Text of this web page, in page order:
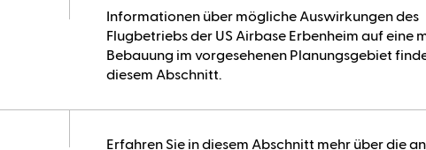
Informationen über mögliche Auswirkungen des
Flugbetriebs der US Airbase Erbenheim auf eine
Bebauung im vorgesehenen Planungsgebiet
diesem Abschnitt.
Erfahren Sie in diesem Abschnitt mehr über die